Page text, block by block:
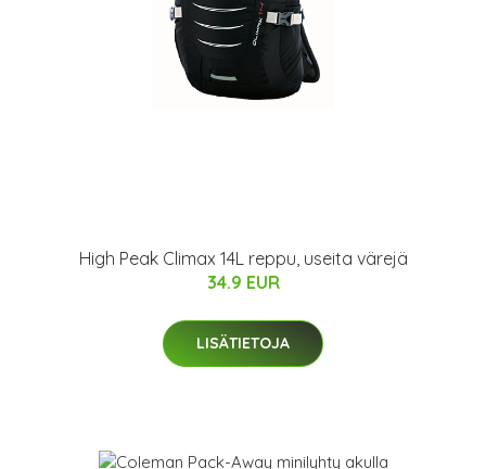
High Peak Climax 14L reppu, useita värejä
34.9 EUR
LISÄTIETOJA